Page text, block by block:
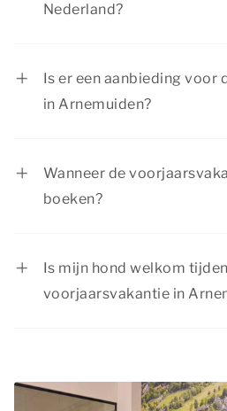
Nederland?
Is er een aanbieding
in Arnemuiden?
Wanneer de
boeken?
de voorpret als je tijdig
Is mijn hond welkom
voorjaarsvakantie in
accommodaties zijn
toegestaan. Bij het